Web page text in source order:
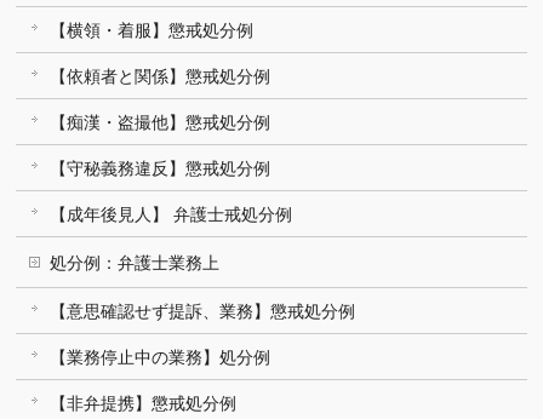
【横領・着服】懲戒処分例
【依頼者と関係】懲戒処分例
【痴漢・盗撮他】懲戒処分例
【守秘義務違反】懲戒処分例
【成年後見人】 弁護士戒処分例
処分例：弁護士業務上
【意思確認せず提訴、業務】懲戒処分例
【業務停止中の業務】処分例
【非弁提携】懲戒処分例